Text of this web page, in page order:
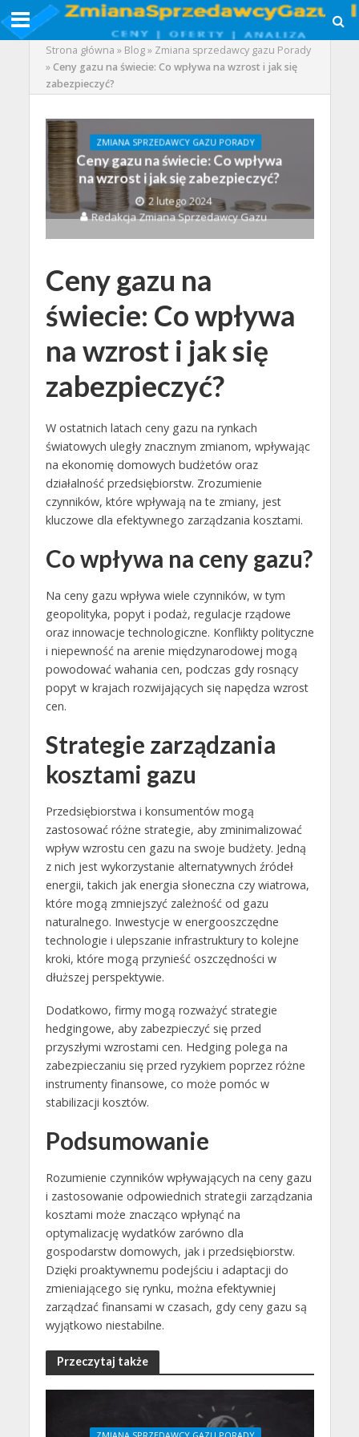
Strona główna » Blog» Zmiana sprzedawcy gazu Porady
»Ceny gazu na świecie: Co wpływa na wzrost i jak się
zabezpieczyć?
ZMIANA SPRZEDAWCY GAZU PORADY
Ceny gazu na świecie: Co wpływa
na wzrost i jak się zabezpieczyć?
2 lutego 2024
Redakcja Zmiana Sprzedawcy Gazu
Ceny gazu na
świecie: Co wpływa
na wzrost i jak się
zabezpieczyć?
W ostatnich latach ceny gazu na rynkach
światowych uległy znacznym zmianom, wpływając
na ekonomię domowych budżetów oraz
działalność przedsiębiorstw. Zrozumienie
czynników, które wpływają na te zmiany, jest
kluczowe dla efektywnego zarządzania kosztami.
Co wpływa na ceny gazu?
Na ceny gazu wpływa wiele czynników, w tym
geopolityka, popyt i podaż, regulacje rządowe
oraz innowacje technologiczne. Konflikty polityczne
i niepewność na arenie międzynarodowej mogą
powodować wahania cen, podczas gdy rosnący
popyt w krajach rozwijających się napędza wzrost
cen.
Strategie zarządzania
kosztami gazu
Przedsiębiorstwa i konsumentów mogą
zastosować różne strategie, aby zminimalizować
wpływ wzrostu cen gazu na swoje budżety. Jedną
z nich jest wykorzystanie alternatywnych źródeł
energii, takich jak energia słoneczna czy wiatrowa,
które mogą zmniejszyć zależność od gazu
naturalnego. Inwestycje w energooszczędne
technologie i ulepszanie infrastruktury to kolejne
kroki, które mogą przynieść oszczędności w
dłuższej perspektywie.
Dodatkowo, firmy mogą rozważyć strategie
hedgingowe, aby zabezpieczyć się przed
przyszłymi wzrostami cen. Hedging polega na
zabezpieczaniu się przed ryzykiem poprzez różne
instrumenty finansowe, co może pomóc w
stabilizacji kosztów.
Podsumowanie
Rozumienie czynników wpływających na ceny gazu
i zastosowanie odpowiednich strategii zarządzania
kosztami może znacząco wpłynąć na
optymalizację wydatków zarówno dla
gospodarstw domowych, jak i przedsiębiorstw.
Dzięki proaktywnemu podejściu i adaptacji do
zmieniającego się rynku, można efektywniej
zarządzać finansami w czasach, gdy ceny gazu są
wyjątkowo niestabilne.
Przeczytaj także
ZMIANA SPRZEDAWCY GAZU PORADY